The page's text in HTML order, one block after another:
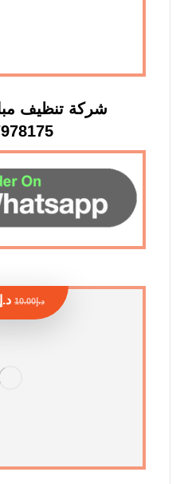
شركة تنظيف
د.إ10.00 د.إ